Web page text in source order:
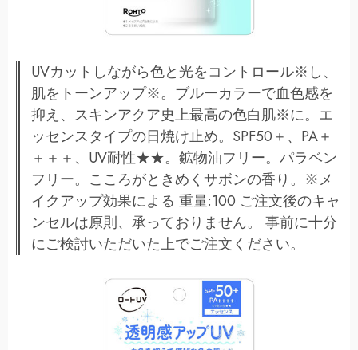
UVカットしながら色と光をコントロール※し、
肌をトーンアップ※。ブルーカラーで血色感を
抑え、スキンアクア史上最高の色白肌※に。エ
ッセンスタイプの日焼け止め。SPF50＋、PA＋
＋＋＋、UV耐性★★。鉱物油フリー。パラベン
フリー。こころがときめくサボンの香り。※メ
イクアップ効果による 重量:100 ご注文後のキャ
ンセルは原則、承っておりません。 事前に十分
にご検討いただいた上でご注文ください。